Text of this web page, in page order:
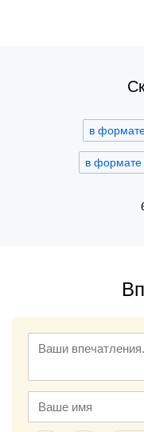
в
в формате